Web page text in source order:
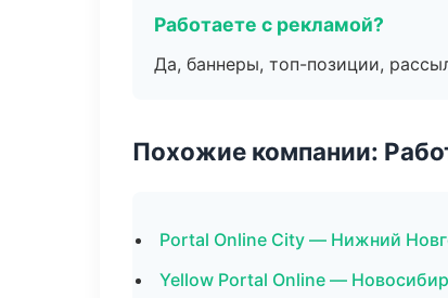
Работаете с рекламой?
Да, баннеры, топ-позиции,
Похожие компании:
Portal Online City — Нижний
Yellow Portal Online —